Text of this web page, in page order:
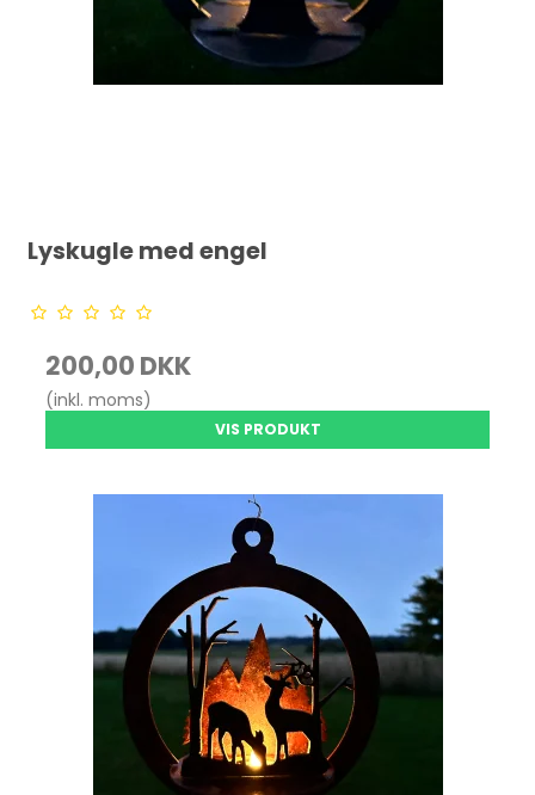
Lyskugle med engel
200,00 DKK
(inkl. moms)
VIS PRODUKT